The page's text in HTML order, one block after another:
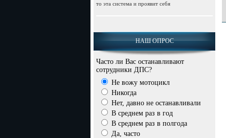
то эта система и проявит себя
НАШ ОПРОС
Часто ли Вас останавливают
сотрудники ДПС?
Не вожу мотоцикл
Никогда
Нет, давно не останавливали
В среднем раз в год
В среднем раз в полгода
Да, часто